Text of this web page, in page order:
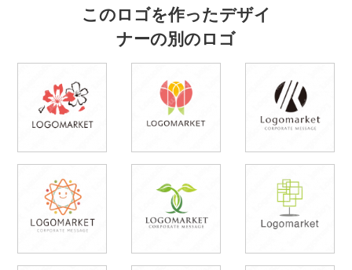
このロゴを作ったデザイ
ナーの別のロゴ